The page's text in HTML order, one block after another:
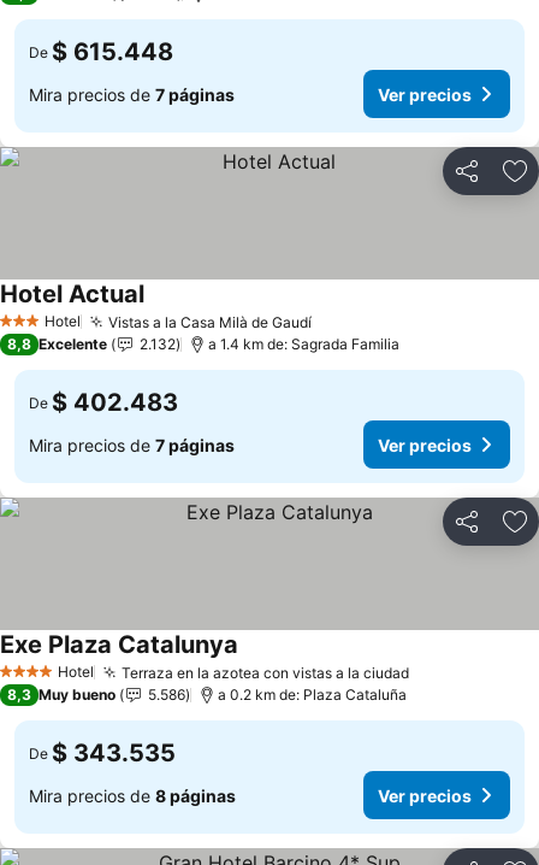
De $ 615.448
Mira precios de 7 páginas Ver precios
Compartir
3 Estrellas
Hotel Vistas a la Casa Milà de GaudíVer precios
Hotel ActualVer precios
8,8 Excelente 2.132 a 1.4 km de: Sagrada Familia
De $ 402.483
Mira precios de 7 páginas Ver precios
Compartir
4 EstrellasHotel Terraza en la azotea con vistas a la ciudadVer precios
Exe Plaza Catalunya
8,3 Muy bueno 5.586 a 0.2 km de: Plaza Cataluña
De $ 343.535
Mira precios de 8 páginas Ver precios